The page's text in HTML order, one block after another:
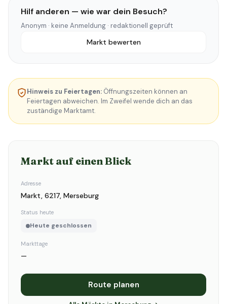
Hilf anderen — wie war dein Besuch?
Anonym · keine Anmeldung · redaktionell geprüft
Markt bewerten
Hinweis zu Feiertagen: Öffnungszeiten können an
Feiertagen abweichen. Im Zweifel wende dich an das
zuständige Marktamt.
Markt auf einen Blick
Adresse
Markt, 6217, Merseburg
Status heute
Heute geschlossen
Markttage
—
Route planen